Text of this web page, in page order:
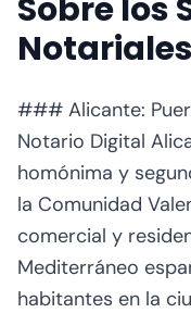
Sobre los
### Alicante:
Notario Digital
homónima y
la Comunidad
comercial y
Mediterráneo
habitantes en la